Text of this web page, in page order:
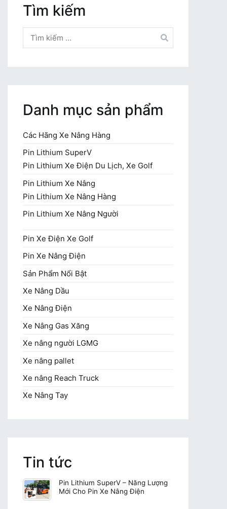
Tìm kiếm
kiếm
cho:
Danh mục sản phẩm
Các Hãng Xe Nâng Hàng
Pin Lithium SuperV
Pin Lithium Xe Điện Du Lịch, Xe Golf
Pin Lithium Xe Nâng
Pin Lithium Xe Nâng Hàng
Pin Lithium Xe Nâng Người
Pin Xe Điện Xe Golf
Pin Xe Nâng Điện
Sản Phẩm Nổi Bật
Xe Nâng Dầu
Xe Nâng Điện
Xe Nâng Gas Xăng
Xe nâng người LGMG
Xe nâng pallet
Xe nâng Reach Truck
Xe Nâng Tay
Tin tức
Pin Lithium SuperV – Năng Lượng
Mới Cho Pin Xe Nâng Điện